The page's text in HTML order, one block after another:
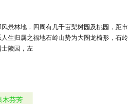
景林地，四周有几千亩梨树园及桃园，距市
生归属之福地石岭山势为大圈龙椅形，石岭
陵园，左
木芬芳